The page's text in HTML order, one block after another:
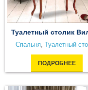
Туалетный столик
Спальня, Туалетный
ПОДРОБНЕЕ